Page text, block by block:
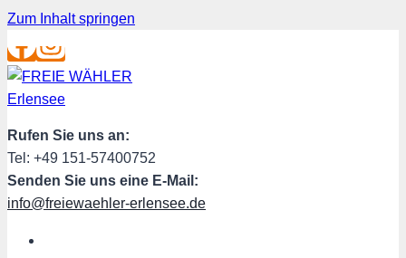
Zum Inhalt springen
Rufen Sie uns an:
Tel: +49 151-57400752
Senden Sie uns eine E-Mail:
info@freiewaehler-erlensee.de